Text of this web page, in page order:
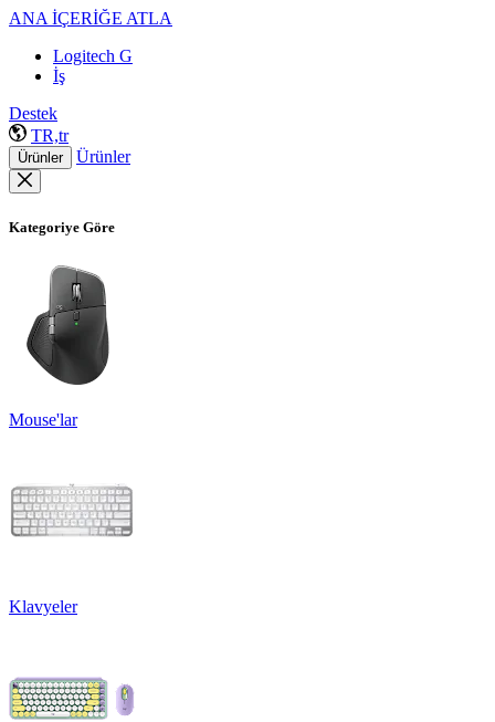
ANA İÇERİĞE ATLA
Logitech G
İş
Destek
TR,tr
Ürünler Ürünler
Kategoriye Göre
Mouse'lar
Klavyeler